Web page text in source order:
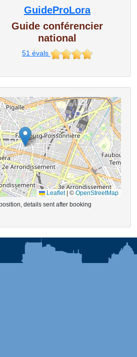
GuideProLora
Guide conférencier
national
51évals
Leaflet | © OpenStreetMap
details sent after booking